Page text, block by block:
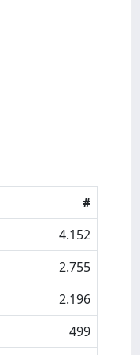
#
4.152
2.755
2.196
499